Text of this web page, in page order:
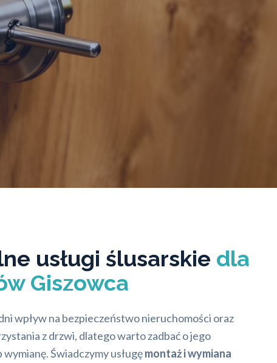
usługi ślusarskie dla
Giszowca
wpływ na bezpieczeństwo nieruchomości oraz
z drzwi, dlatego warto zadbać o jego
Świadczymy usługęmontaż i wymiana